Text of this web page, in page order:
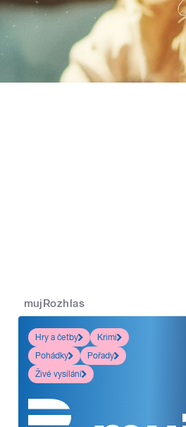
mujRozhlas
Hry a četby
Krimi
Pohádky
Pořady
Živé vysílání